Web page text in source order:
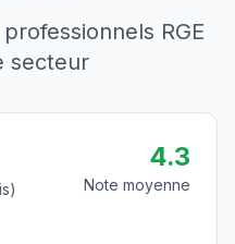
RGE
secteur
4.3
Note moyenne